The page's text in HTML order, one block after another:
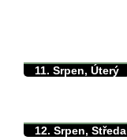
11. Srpen, Úterý
12. Srpen, Středa